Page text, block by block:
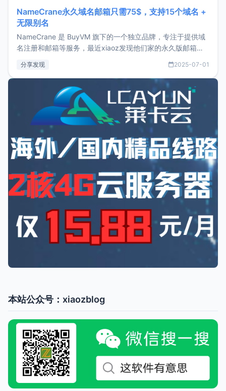
NameCrane永久域名邮箱只需75$，支持15个域名 +
无限别名
NameCrane 是 BuyVM 旗下的一个独立品牌，专注于提供域
名注册和邮箱等服务，最近xiaoz发现他们家的永久版邮箱服
又实惠的域名邮箱，不妨尝试一下 NameCrane。注册
NameCraneNameCrane不支持直接注册，必须要购买
分享发现 2025-07-01
本站公众号：xiaozblog